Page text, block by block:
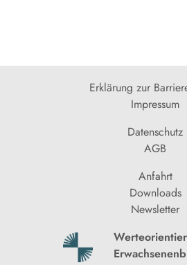
Erklärung zur
Impressum
Datenschutz
AGB
Anfahrt
Downloads
Newsletter